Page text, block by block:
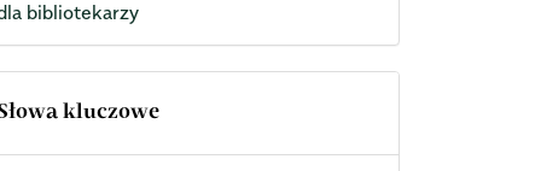
bibliotekarzy
kluczowe